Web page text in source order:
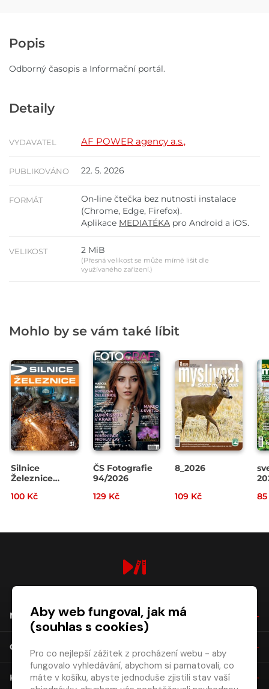
Popis
Odborný časopis a Informační portál.
Detaily
VYDAVATEL AF POWER agency a.s.,
PUBLIKOVÁNO 22. 5. 2026
FORMÁT
On-line čtečka bez nutnosti instalace
(Chrome, Edge, Firefox).
Aplikace MEDIATÉKA pro Android a iOS.
VELIKOST 2 MiB
(Přesná velikost se může mírně lišit dle
využívaného zařízení.)
Mohlo by se vám také líbit
Silnice
Železnice
100 Kč
ČS Fotografie
94/2026
129 Kč
8_2026
109 Kč
85
NÁKUP
O SPOLEČNOSTI
KONTAKT
Aby web fungoval, jak má
(souhlas s cookies)
Pro co nejlepší zážitek z procházení webu - aby
fungovalo vyhledávání, abychom si pamatovali, co
máte v košíku, abyste jednoduše zjistili stav vaší